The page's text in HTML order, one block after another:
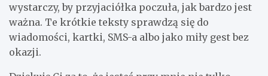
wystarczy, by przyjaciółka poczuła, jak bardzo jest
ważna. Te krótkie teksty sprawdzą się do
wiadomości, kartki, SMS-a albo jako miły gest bez
okazji.